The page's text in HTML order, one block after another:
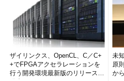
ザイリンクス、OpenCL、C／C+
+でFPGAアクセラレーションを
行う開発環境最新版のリリースを
未
原
か